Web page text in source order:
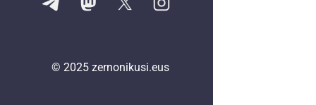
© 2025 zernonikusi.eus